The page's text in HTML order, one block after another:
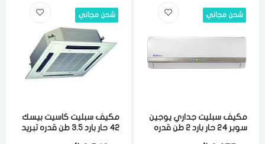
شحن مجاني
مكيف سبليت جداري يوجين
سوبر 24 حار بارد 2 طن قدره
شحن مجاني
مكيف سبليت كاسيت بيسك
42 حار بارد 3.5 طن قدره تبريد
الدخول تسجيل
اختر المدينة
اختر المدينة